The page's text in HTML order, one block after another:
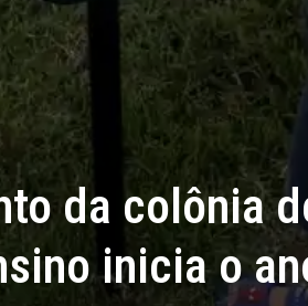
da colônia
inicia o